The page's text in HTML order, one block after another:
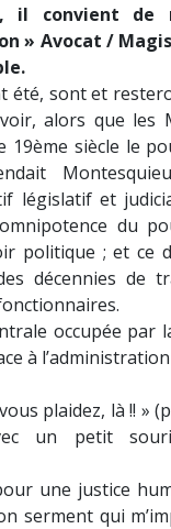
il convient de
» Avocat /
été, sont et
alors que les
19ème siècle le
législatif et
du
politique ; et ce
décennies de
occupée par
à
plaidez, là !! »
un petit
une justice
serment qui